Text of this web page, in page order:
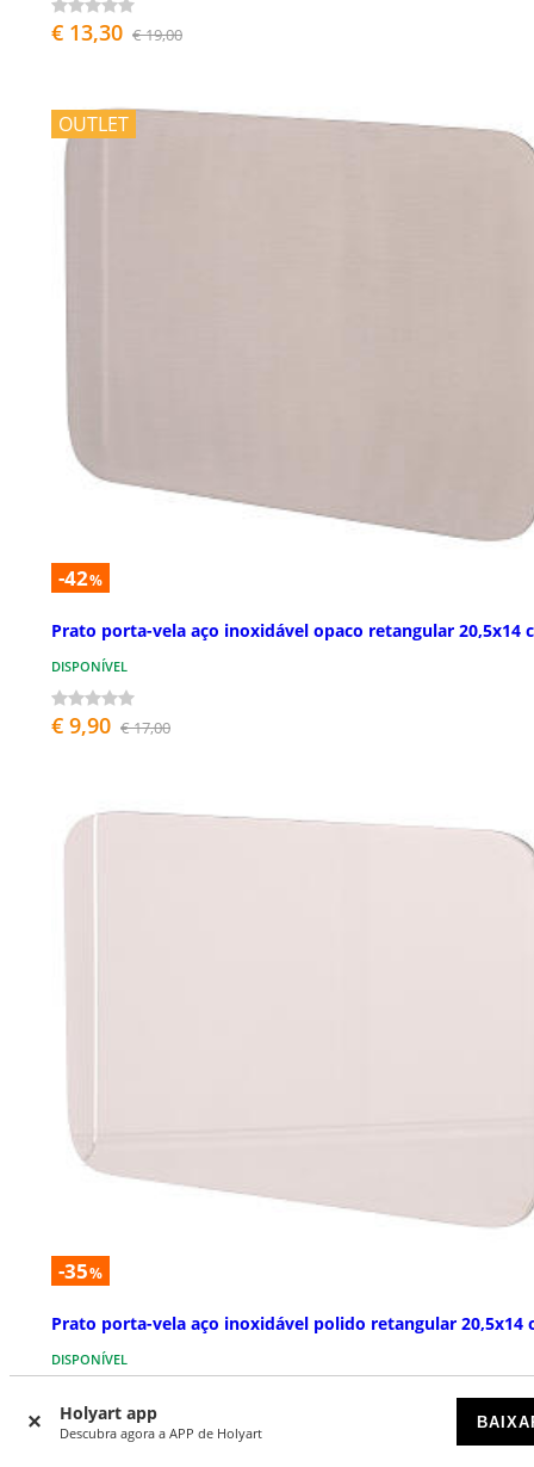
Holyart app
Descubra agora a APP de Holyart
€ 13,30 € 19,00
OUTLET
-42%
Prato porta-vela aço inoxidável opaco retangular 20,5x14
DISPONÍVEL
€ 9,90 € 17,00
-35%
Prato porta-vela aço inoxidável polido retangular 20,5x14
DISPONÍVEL
€ 11,05 € 17,00